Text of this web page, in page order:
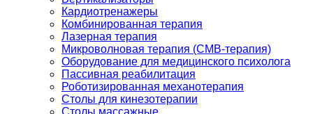
Кардиотренажеры
Комбинированная терапия
Лазерная терапия
Микроволновая терапия (СМВ-терапия)
Оборудование для медицинского психолога
Пассивная реабилитация
Роботизированная механотерапия
Столы для кинезотерапии
Столы массажные